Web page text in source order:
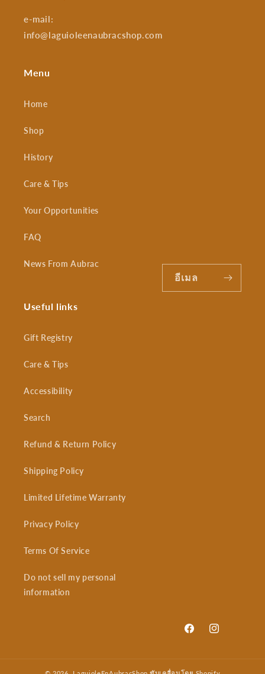
e-mail:
info@laguioleenaubracshop.com
Menu
Home
Shop
History
Care & Tips
Your Opportunities
FAQ
News From Aubrac
Useful links
Gift Registry
Care & Tips
Accessibility
Search
Refund & Return Policy
Shipping Policy
Limited Lifetime Warranty
Privacy Policy
Terms Of Service
Do not sell my personal
information
อีเมล
FacebookInstagram